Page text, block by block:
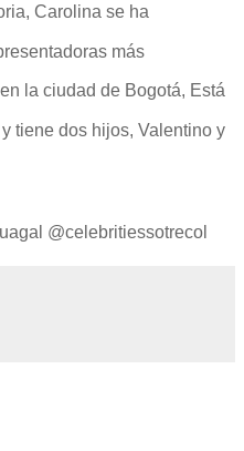
Carolina se ha
más
la ciudad de Bogotá, Está
tiene dos hijos, Valentino y
@celebritiessotrecol